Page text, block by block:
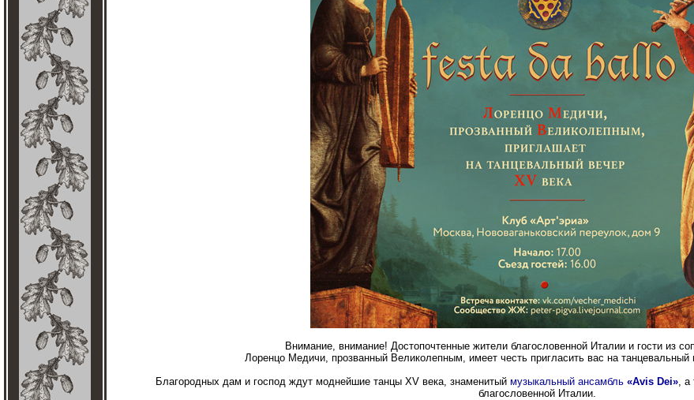
Внимание, внимание! Достопочтенные жители благословенной Италии и гости из
Лоренцо Медичи, прозванный Великолепным, имеет честь пригласить вас на танцевальный
Благородных дам и господ ждут моднейшие танцы XV века, знаменитый музыкальный ансамбль «Avis Dei», а
благословенной Италии.